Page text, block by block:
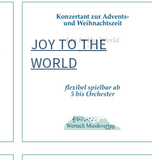
JOY TO THE
WORLD